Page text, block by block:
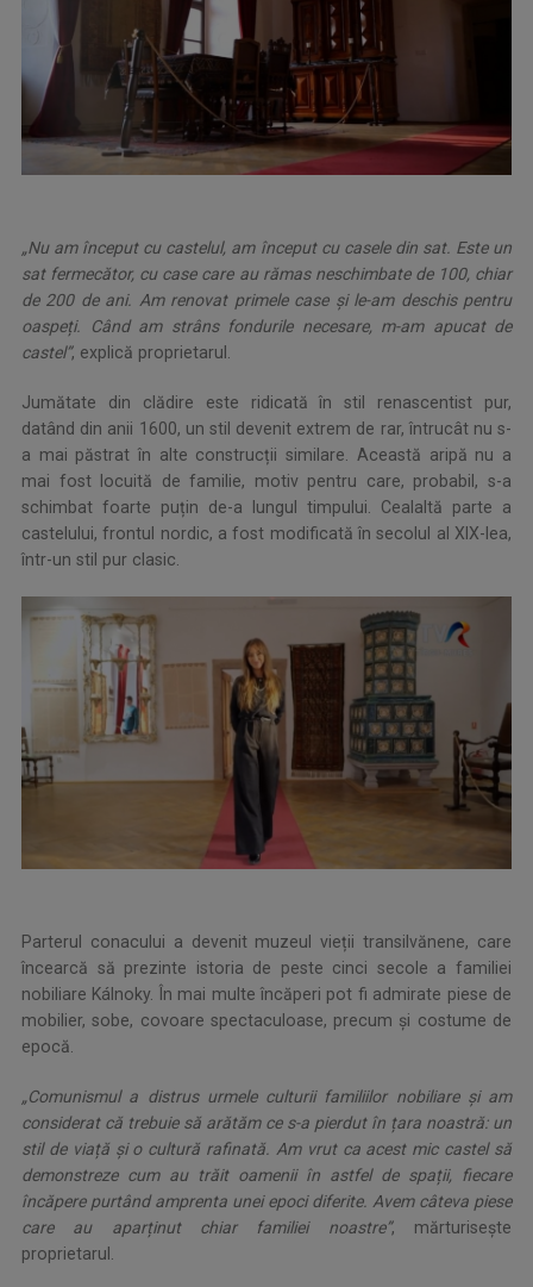
„Nu am început cu castelul, am început cu casele din sat. Este un
sat fermecător, cu case care au rămas neschimbate de 100, chiar
de 200 de ani. Am renovat primele case și le-am deschis pentru
oaspeți. Când am strâns fondurile necesare, m-am apucat de
castel”, explică proprietarul.
Jumătate din clădire este ridicată în stil renascentist pur,
datând din anii 1600, un stil devenit extrem de rar, întrucât nu s-
a mai păstrat în alte construcții similare. Această aripă nu a
mai fost locuită de familie, motiv pentru care, probabil, s-a
schimbat foarte puțin de-a lungul timpului. Cealaltă parte a
castelului, frontul nordic, a fost modificată în secolul al XIX-lea,
într-un stil pur clasic.
Parterul conacului a devenit muzeul vieții transilvănene, care
încearcă să prezinte istoria de peste cinci secole a familiei
nobiliare Kálnoky. În mai multe încăperi pot fi admirate piese de
mobilier, sobe, covoare spectaculoase, precum și costume de
epocă.
„Comunismul a distrus urmele culturii familiilor nobiliare și am
considerat că trebuie să arătăm ce s-a pierdut în țara noastră: un
stil de viață și o cultură rafinată. Am vrut ca acest mic castel să
demonstreze cum au trăit oamenii în astfel de spații, fiecare
încăpere purtând amprenta unei epoci diferite. Avem câteva piese
care au aparținut chiar familiei noastre”, mărturisește
proprietarul.